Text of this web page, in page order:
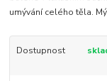
umývání celého těla.
Dostupnost